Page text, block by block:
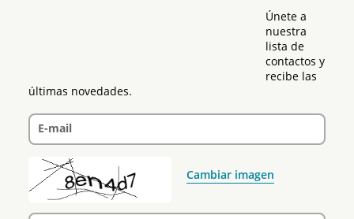
Únete a
nuestra
lista de
contactos y
recibe las
últimas novedades.
E-mail
Cambiar imagen